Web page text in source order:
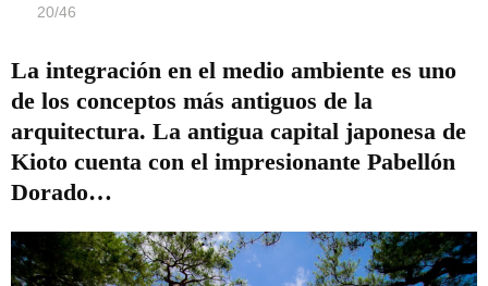
20/46
La integración en el medio ambiente es uno
de los conceptos más antiguos de la
arquitectura. La antigua capital japonesa de
Kioto cuenta con el impresionante Pabellón
Dorado…